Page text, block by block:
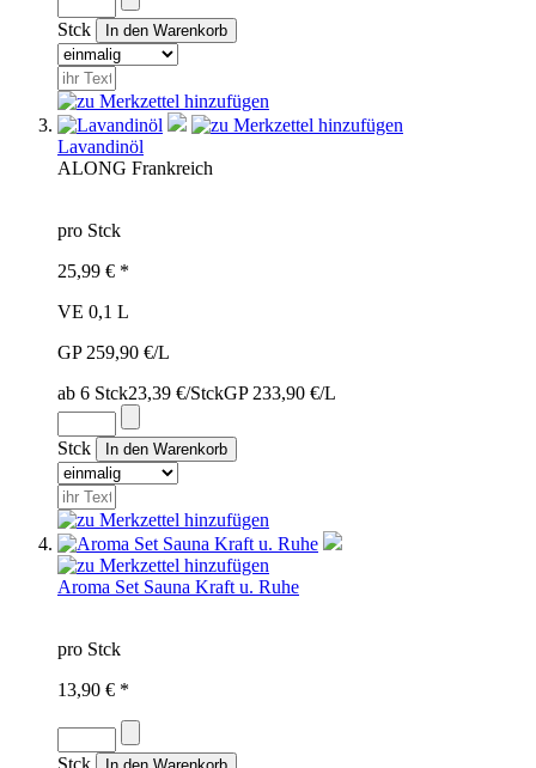
Stck
Lavandinöl
ALONG Frankreich
pro Stck
25,99 € *
VE 0,1 L
GP 259,90 €/L
ab 6 Stck23,39 €/StckGP 233,90 €/L
Stck
Aroma Set Sauna Kraft u. Ruhe
pro Stck
13,90 € *
Stck